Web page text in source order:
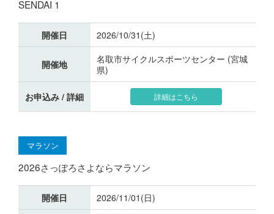
SENDAI 1
開催日 2026/10/31(土)
開催地
名取市サイクルスポーツセンター (宮城
県)
お申込み / 詳細 詳細はこちら
マラソン
2026さっぽろさよならマラソン
開催日 2026/11/01(日)